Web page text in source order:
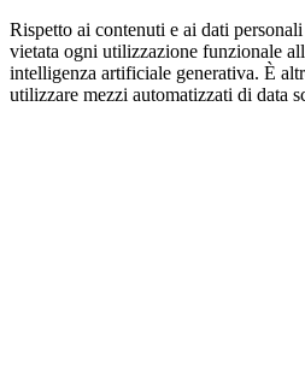
Rispetto ai contenuti e ai dati
vietata ogni utilizzazione funzionale
intelligenza artificiale generativa. È
utilizzare mezzi automatizzati di data